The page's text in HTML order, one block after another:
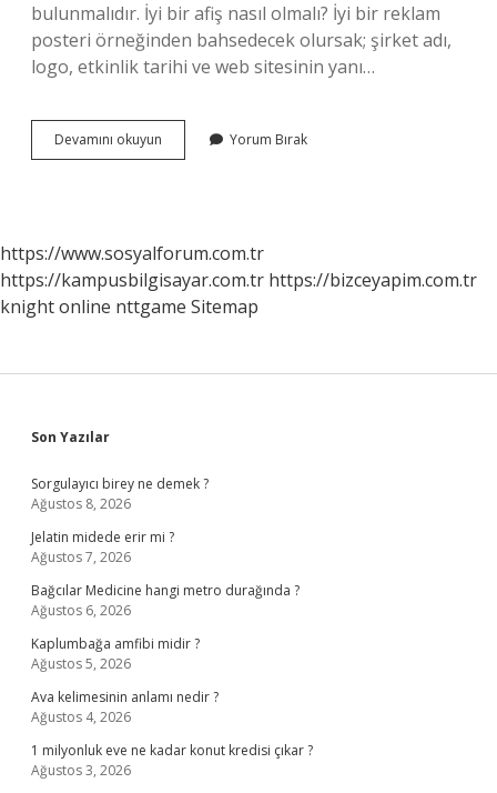
bulunmalıdır. İyi bir afiş nasıl olmalı? İyi bir reklam
posteri örneğinden bahsedecek olursak; şirket adı,
logo, etkinlik tarihi ve web sitesinin yanı…
Devamını okuyun
Başlık
Yorum Bırak
https://www.sosyalforum.com.tr
https://kampusbilgisayar.com.tr https://bizceyapim.com.tr
knight online nttgame Sitemap
Sidebar
Son Yazılar
Sorgulayıcı birey ne demek ?
Ağustos 8, 2026
Jelatin midede erir mi ?
Ağustos 7, 2026
Bağcılar Medicine hangi metro durağında ?
Ağustos 6, 2026
Kaplumbağa amfibi midir ?
Ağustos 5, 2026
Ava kelimesinin anlamı nedir ?
Ağustos 4, 2026
1 milyonluk eve ne kadar konut kredisi çıkar ?
Ağustos 3, 2026